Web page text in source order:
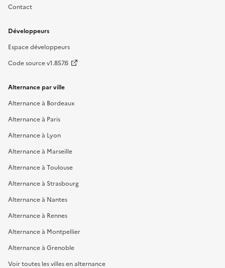
Contact
Développeurs
Espace développeurs
Code source v1.857.6
Alternance par ville
Alternance à Bordeaux
Alternance à Paris
Alternance à Lyon
Alternance à Marseille
Alternance à Toulouse
Alternance à Strasbourg
Alternance à Nantes
Alternance à Rennes
Alternance à Montpellier
Alternance à Grenoble
Voir toutes les villes en alternance